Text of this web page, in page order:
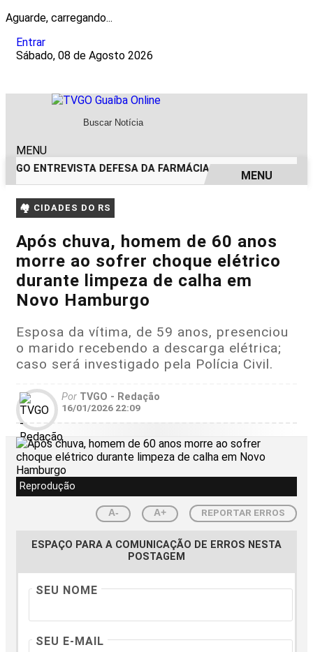
Aguarde, carregando...
Entrar
Sábado, 08 de Agosto 2026
MENU
ENTREVISTA DEFESA DA FARMÁCIA INVESTIGADA EM
EM ALTA
MENU
🏘️ CIDADES DO RS
Após chuva, homem de 60 anos
morre ao sofrer choque elétrico
durante limpeza de calha em
Novo Hamburgo
Esposa da vítima, de 59 anos, presenciou
o marido recebendo a descarga elétrica;
caso será investigado pela Polícia Civil.
Por TVGO - Redação
16/01/2026 22:09
Reprodução
A- A+ REPORTAR ERROS
ESPAÇO PARA A COMUNICAÇÃO DE ERROS NESTA
POSTAGEM
SEU NOME
SEU E-MAIL